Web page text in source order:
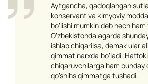
Aytgancha, qadoqlangan
konservant va kimyoviy
bo’lishi mumkin deb hech
O’zbekistonda agarda
ishlab chiqarilsa, demak ular
qimmat narxda bo’ladi.
chiqaruvchilarga ham bunday
qo’shihs qimmatga tushadi.